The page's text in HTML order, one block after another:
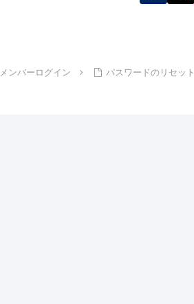
メンバーログイン パスワードのリセット